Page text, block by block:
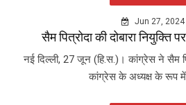
Jun 27, 2024
सैम पित्रोदा की दोबारा नियुक्ति
नई दिल्ली, 27 जून (हि.स.)। कांग्रेस ने सैम
कांग्रेस के अध्यक्ष के रूप में